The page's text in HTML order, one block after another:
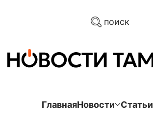
поиск
ГлавнаяНовости Статьи